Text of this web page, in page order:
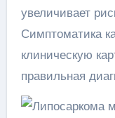
увеличивает
Симптоматика
клиническую
правильная